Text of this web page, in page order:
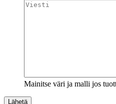
Mainitse väri ja malli jos